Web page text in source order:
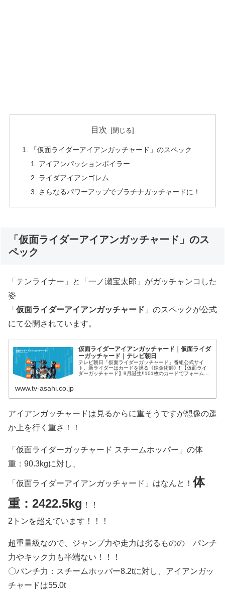
目次
「仮面ライダーアイアンガッチャード」のスペック
アイアンパッションボイラー
ライダアイアンゴレム
さらなるパワーアップでプラチナガッチャードに！
「仮面ライダーアイアンガッチャード」のス
ペック
「テンライナー」と「一ノ瀬宝太郎」がガッチャンコした
姿
「 仮面ライダーアイアンガッチャード 」のスペックが公式
にて公開されています。
仮面ライダーアイアンガッチャード｜仮面ライダ
ーガッチャード｜テレビ朝日
テレビ朝日「仮面ライダーガッチャード」番組公式サイ
ト。新ライダーはカードを操る《錬金術師》!!【仮面ライ
ダーガッチャード】9月誕生!!101枚のカードでフォームチ
www.tv-asahi.co.jp
アイアンガッチャードは見るからに重そうですが想像の遥
か上を行く重さ！！
「仮面ライダーガッチャード スチームホッパー」の体
重：90.3kgに対し、
「仮面ライダーアイアンガッチャード」はなんと！体
重：2422.5kg ！！
2トンを超えています！！！
超重量級なので、ジャンプ力や走力は劣るものの パンチ
力やキック力も半端ない！！！
〇パンチ力：スチームホッパー8.2tに対し、アイアンガッ
チャードは55.0t